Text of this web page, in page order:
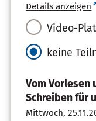
Details anzeigen
Video-
keine
Vom Vorlesen
Schreiben für
Mittwoch,